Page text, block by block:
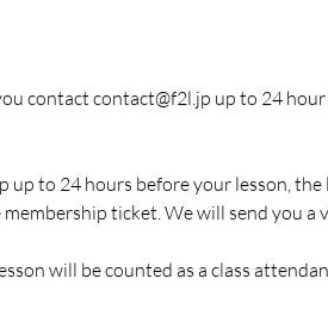
contact contact@f2l.jp up to 24
up to 24 hours before your lesson, the
ticket. We will send you a
will be counted as a class